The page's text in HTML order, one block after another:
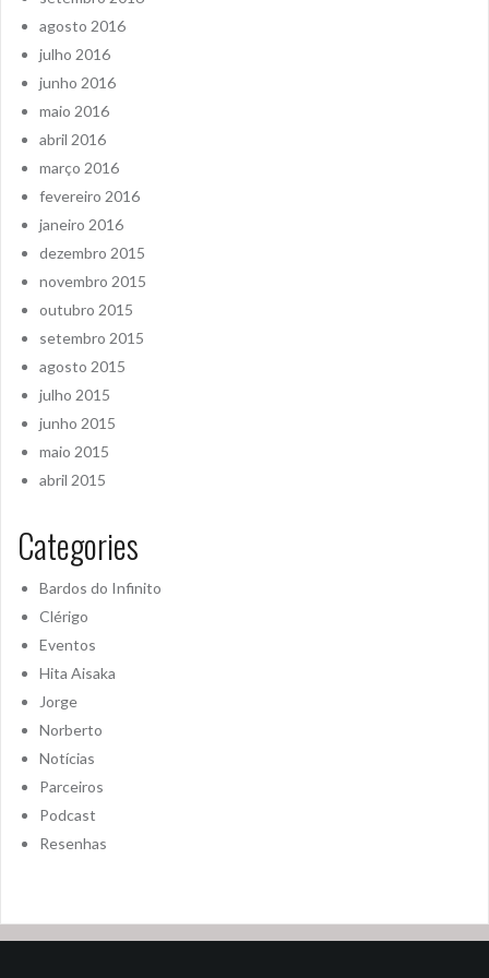
agosto 2016
julho 2016
junho 2016
maio 2016
abril 2016
março 2016
fevereiro 2016
janeiro 2016
dezembro 2015
novembro 2015
outubro 2015
setembro 2015
agosto 2015
julho 2015
junho 2015
maio 2015
abril 2015
Categories
Bardos do Infinito
Clérigo
Eventos
Hita Aisaka
Jorge
Norberto
Notícias
Parceiros
Podcast
Resenhas